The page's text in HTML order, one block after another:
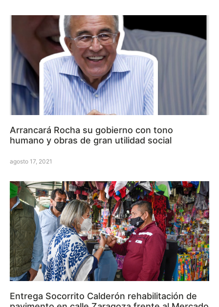
Arrancará Rocha su gobierno con tono
humano y obras de gran utilidad social
agosto 17, 2021
Entrega Socorrito Calderón rehabilitación de